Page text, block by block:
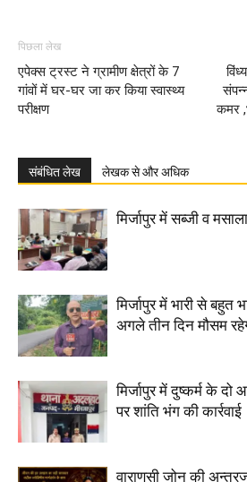
पिछला लेख
एपेक्स ट्रस्ट ने ग्रामीण क्षेत्रों के 7
गांवों में घर-घर जा कर किया स्वास्थ्य
परीक्षण
कमर
संबंधित लेख लेखक से और अधिक
मिर्जापुर में सब्जी व
मिर्जापुर में भारी से बहुत
अगले तीन दिन मौसम
मिर्जापुर में दुष्कर्म के दो
पर शांति भंग की कार्रवाई
वाराणसी जोन की